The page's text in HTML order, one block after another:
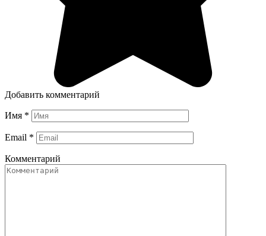
Добавить комментарий
Имя *
Email *
Комментарий